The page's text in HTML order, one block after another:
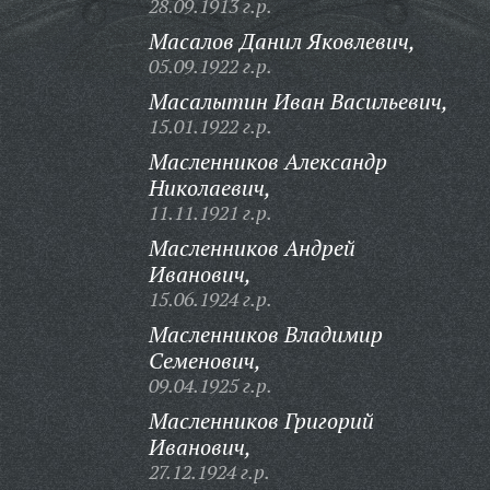
28.09.1913 г.р.
Масалов Данил Яковлевич,
05.09.1922 г.р.
Масалытин Иван Васильевич,
15.01.1922 г.р.
Масленников Александр
Николаевич,
11.11.1921 г.р.
Масленников Андрей
Иванович,
15.06.1924 г.р.
Масленников Владимир
Семенович,
09.04.1925 г.р.
Масленников Григорий
Иванович,
27.12.1924 г.р.